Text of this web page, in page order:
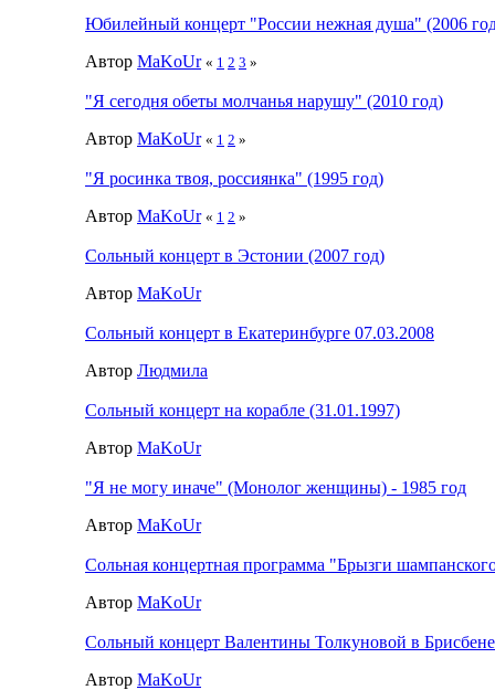
Юбилейный концерт "России нежная душа" (2006
Автор MaKoUr « 1 2 3 »
"Я сегодня обеты молчанья нарушу" (2010 год)
Автор MaKoUr « 1 2 »
"Я росинка твоя, россиянка" (1995 год)
Автор MaKoUr « 1 2 »
Сольный концерт в Эстонии (2007 год)
Автор MaKoUr
Сольный концерт в Екатеринбурге 07.03.2008
Автор Людмила
Сольный концерт на корабле (31.01.1997)
Автор MaKoUr
"Я не могу иначе" (Монолог женщины) - 1985 год
Автор MaKoUr
Сольная концертная программа "Брызги
Автор MaKoUr
Сольный концерт Валентины Толкуновой в
Автор MaKoUr